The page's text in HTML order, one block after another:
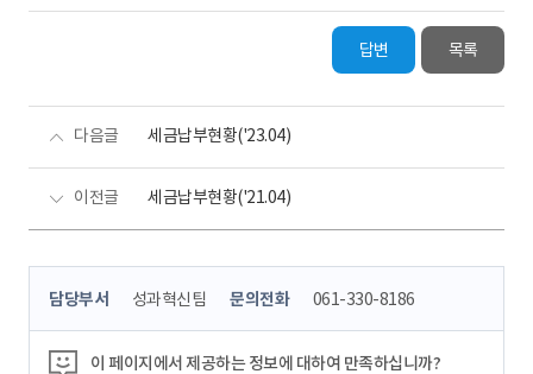
답변 목록
다음글 세금납부현황('23.04)
이전글 세금납부현황('21.04)
콘
츠
정
담당부서 성과혁신팀 문의전화 061-330-8186
이 페이지에서 제공하는 정보에 대하여 만족하십니까?